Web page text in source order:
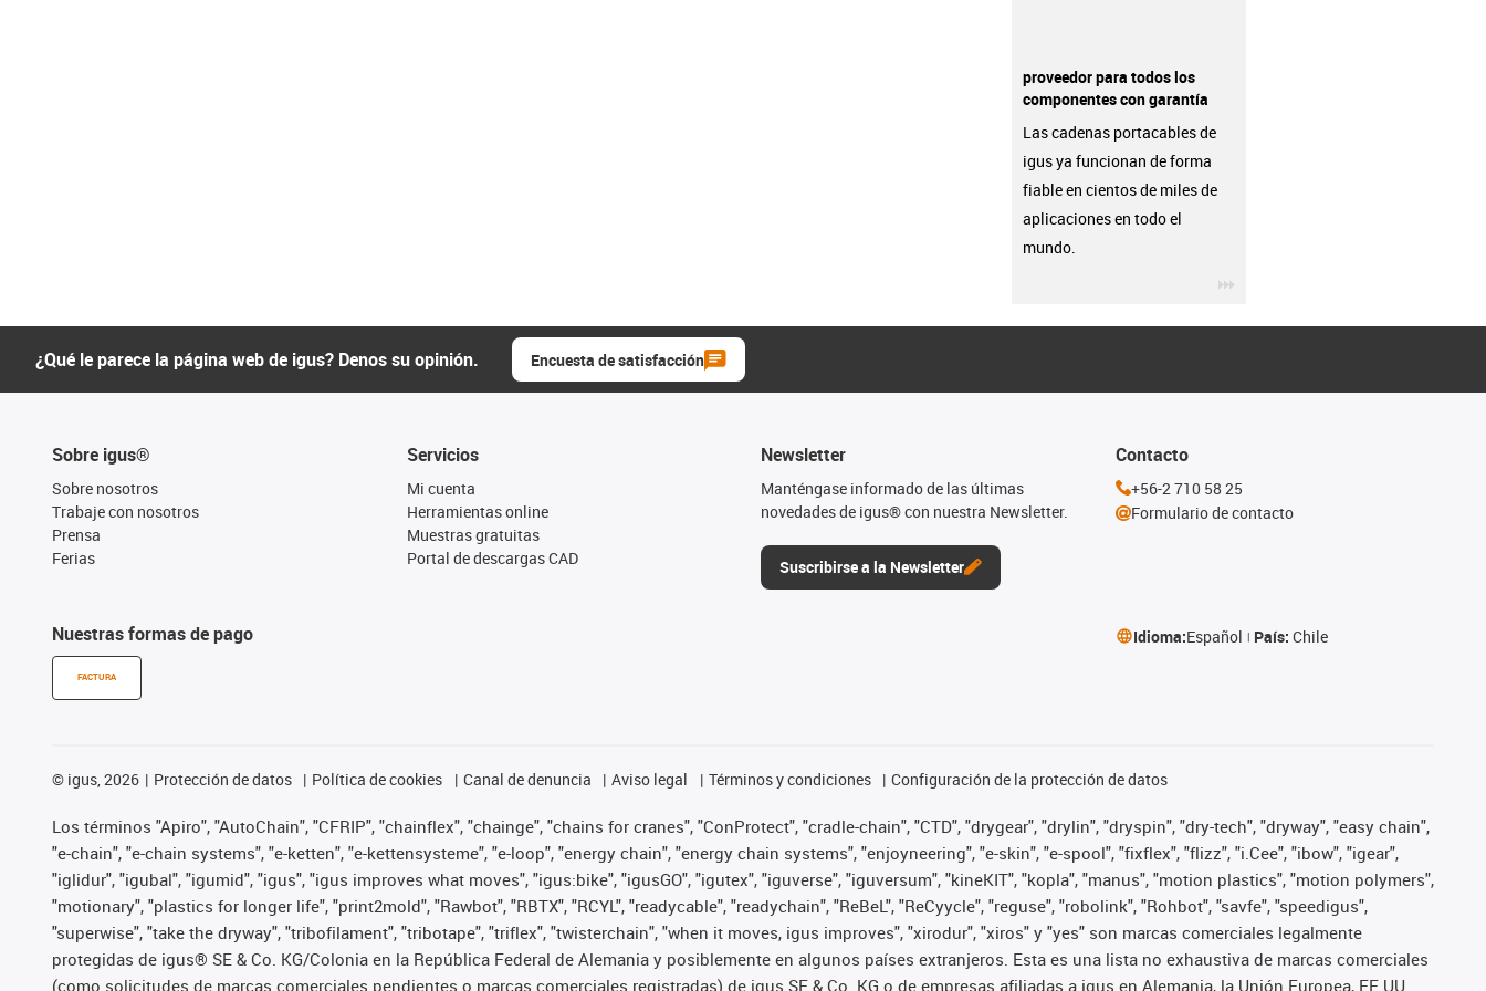
proveedor para todos los
componentes con garantía
Las cadenas portacables de
igus ya funcionan de forma
fiable en cientos de miles de
aplicaciones en todo el
mundo.
¿Qué le parece la página web de igus? Denos su opinión. Encuesta de satisfacción
Sobre igus®
Sobre nosotros
Trabaje con nosotros
Prensa
Ferias
Nuestras formas de pago
FACTURA
Servicios
Mi cuenta
Herramientas online
Muestras gratuitas
Portal de descargas CAD
Newsletter
Manténgase informado de las últimas
novedades de igus® con nuestra Newsletter.
Suscribirse a la Newsletter
Contacto
+56-2 710 58 25
Formulario de contacto
Idioma:Español País: Chile
© igus, 2026 Protección de datos Política de cookies Canal de denuncia Aviso legal Términos y condiciones Configuración de la protección de datos
Los términos "Apiro", "AutoChain", "CFRIP", "chainflex", "chainge", "chains for cranes", "ConProtect", "cradle-chain", "CTD", "drygear", "drylin", "dryspin", "dry-tech", "dryway", "easy chain",
"e-chain", "e-chain systems", "e-ketten", "e-kettensysteme", "e-loop", "energy chain", "energy chain systems", "enjoyneering", "e-skin", "e-spool", "fixflex", "flizz", "i.Cee", "ibow", "igear",
"iglidur", "igubal", "igumid", "igus", "igus improves what moves", "igus:bike", "igusGO", "igutex", "iguverse", "iguversum", "kineKIT", "kopla", "manus", "motion plastics", "motion polymers",
"motionary", "plastics for longer life", "print2mold", "Rawbot", "RBTX", "RCYL", "readycable", "readychain", "ReBeL", "ReCyycle", "reguse", "robolink", "Rohbot", "savfe", "speedigus",
"superwise", "take the dryway", "tribofilament", "tribotape", "triflex", "twisterchain", "when it moves, igus improves", "xirodur", "xiros" y "yes" son marcas comerciales legalmente
protegidas de igus® SE & Co. KG/Colonia en la República Federal de Alemania y posiblemente en algunos países extranjeros. Esta es una lista no exhaustiva de marcas comerciales
(como solicitudes de marcas comerciales pendientes o marcas comerciales registradas) de igus SE & Co. KG o de empresas afiliadas a igus en Alemania, la Unión Europea, EE.UU.